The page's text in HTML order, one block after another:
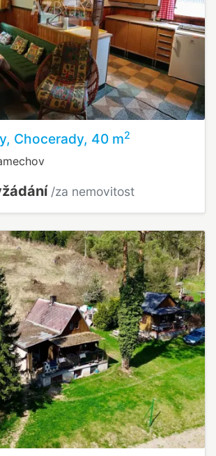
Chocerady, 40 m2
/za nemovitost